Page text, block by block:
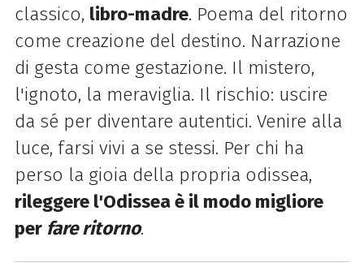
classico, libro-madre. Poema del ritorno
come creazione del destino. Narrazione
di gesta come gestazione. Il mistero,
l'ignoto, la meraviglia. Il rischio: uscire
da sé per diventare autentici. Venire alla
luce, farsi vivi a se stessi. Per chi ha
perso la gioia della propria odissea,
rileggere l'Odissea è il modo migliore
per fare ritorno.